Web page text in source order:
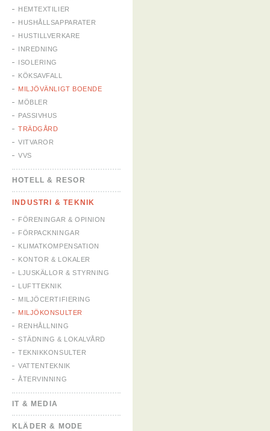
HEMTEXTILIER
HUSHÅLLSAPPARATER
HUSTILLVERKARE
INREDNING
ISOLERING
KÖKSAVFALL
MILJÖVÄNLIGT BOENDE
MÖBLER
PASSIVHUS
TRÄDGÅRD
VITVAROR
VVS
HOTELL & RESOR
INDUSTRI & TEKNIK
FÖRENINGAR & OPINION
FÖRPACKNINGAR
KLIMATKOMPENSATION
KONTOR & LOKALER
LJUSKÄLLOR & STYRNING
LUFTTEKNIK
MILJÖCERTIFIERING
MILJÖKONSULTER
RENHÅLLNING
STÄDNING & LOKALVÅRD
TEKNIKKONSULTER
VATTENTEKNIK
ÅTERVINNING
IT & MEDIA
KLÄDER & MODE